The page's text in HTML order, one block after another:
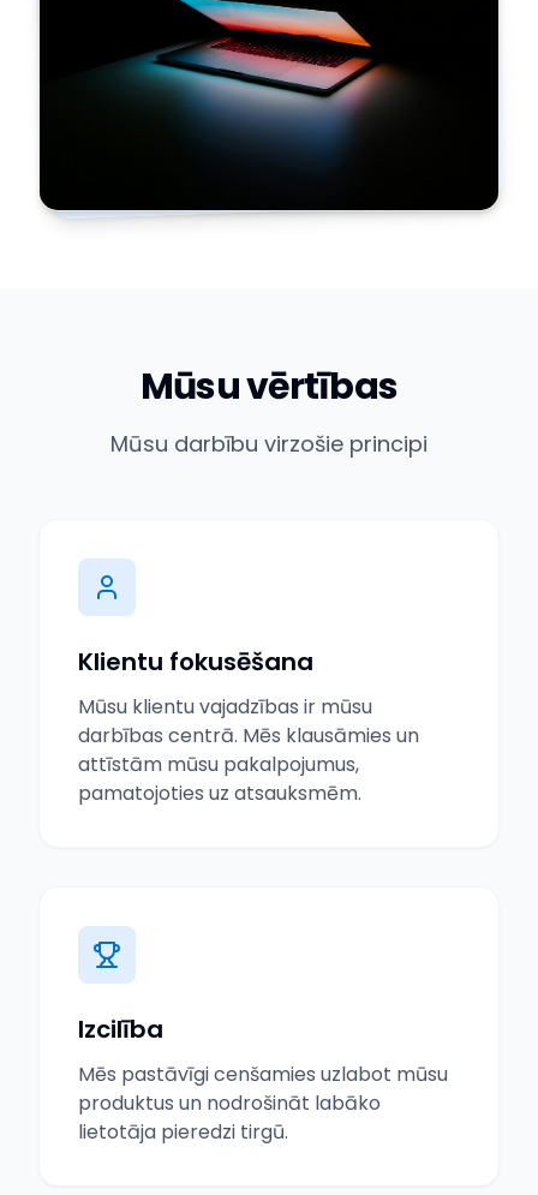
Mūsu vērtības
Mūsu darbību virzošie principi
Klientu fokusēšana
Mūsu klientu vajadzības ir mūsu
darbības centrā. Mēs klausāmies un
attīstām mūsu pakalpojumus,
pamatojoties uz atsauksmēm.
Izcilība
Mēs pastāvīgi cenšamies uzlabot mūsu
produktus un nodrošināt labāko
lietotāja pieredzi tirgū.